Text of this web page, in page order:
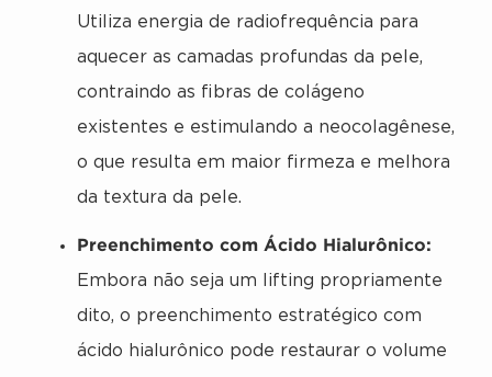
Utiliza energia de radiofrequência para
aquecer as camadas profundas da pele,
contraindo as fibras de colágeno
existentes e estimulando a neocolagênese,
o que resulta em maior firmeza e melhora
da textura da pele.
Preenchimento com Ácido Hialurônico:
Embora não seja um lifting propriamente
dito, o preenchimento estratégico com
ácido hialurônico pode restaurar o volume